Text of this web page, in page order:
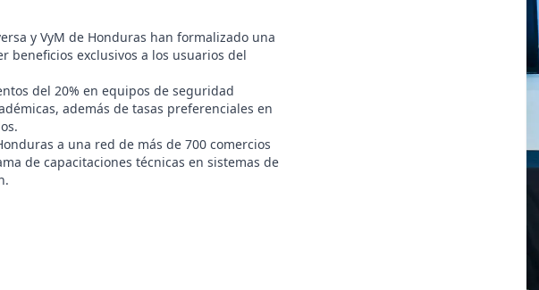
y VyM de Honduras han formalizado una
beneficios exclusivos a los usuarios del
del 20% en equipos de seguridad
además de tasas preferenciales en
a una red de más de 700 comercios
de capacitaciones técnicas en sistemas de